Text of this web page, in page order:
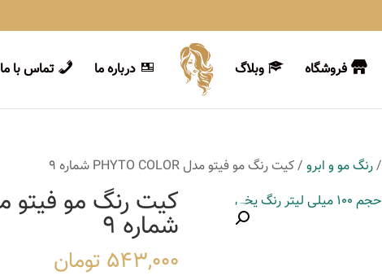
فروشگاه وبلاگ درباره ما تماس با ما
/رنگ مو و ابرو / کیت رنگ مو فیتو مدل PHYTO COLOR شماره 9
شماره 9
543,000 تومان